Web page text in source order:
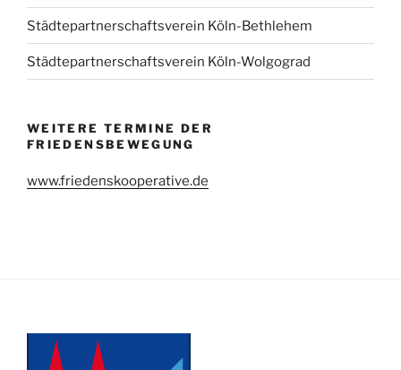
Städtepartnerschaftsverein Köln-Bethlehem
Städtepartnerschaftsverein Köln-Wolgograd
WEITERE TERMINE DER
FRIEDENSBEWEGUNG
www.friedenskooperative.de